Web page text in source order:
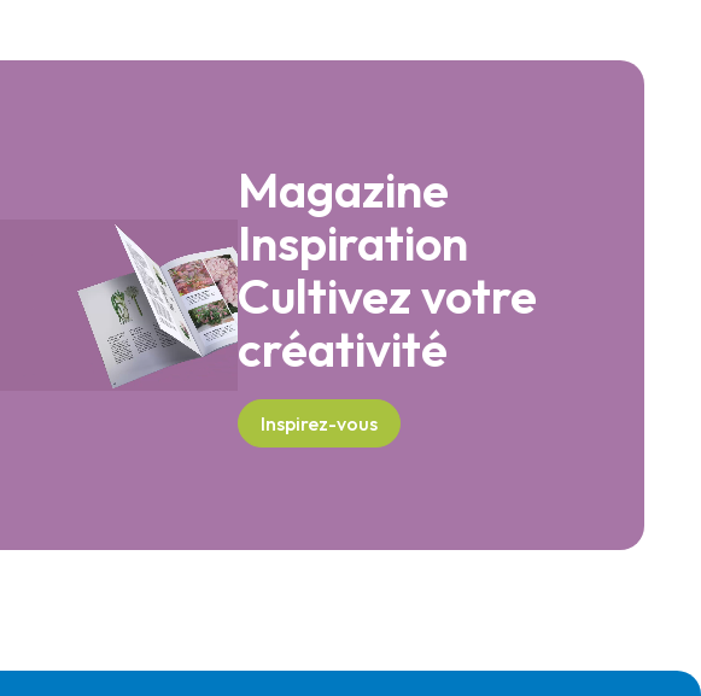
Magazine
Inspiration
Cultivez votre
créativité
Inspirez-vous